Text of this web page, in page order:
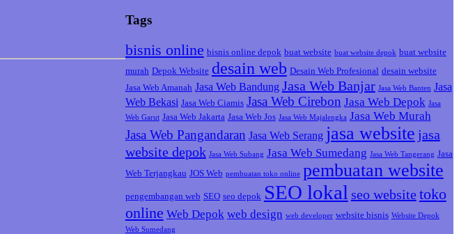
Tags
bisnis online bisnis online depok buat website buat website depok buat website
murah Depok Website desain web Desain Web Profesional desain website
Jasa Web Amanah Jasa Web Bandung Jasa Web Banjar Jasa Web Banten Jasa
Web Bekasi Jasa Web Ciamis Jasa Web Cirebon Jasa Web Depok Jasa
Web Garut Jasa Web Jakarta Jasa Web Jos Jasa Web Majalengka Jasa Web Murah
Jasa Web Pangandaran Jasa Web Serang jasa website jasa
website depok Jasa Web Subang Jasa Web Sumedang Jasa Web Tangerang Jasa
Web Terjangkau JOS Web pembuatan toko online pembuatan website
pengembangan web SEO seo depok SEO lokal seo website toko
online Web Depok web design web developer website bisnis Website Depok
Web Sumedang